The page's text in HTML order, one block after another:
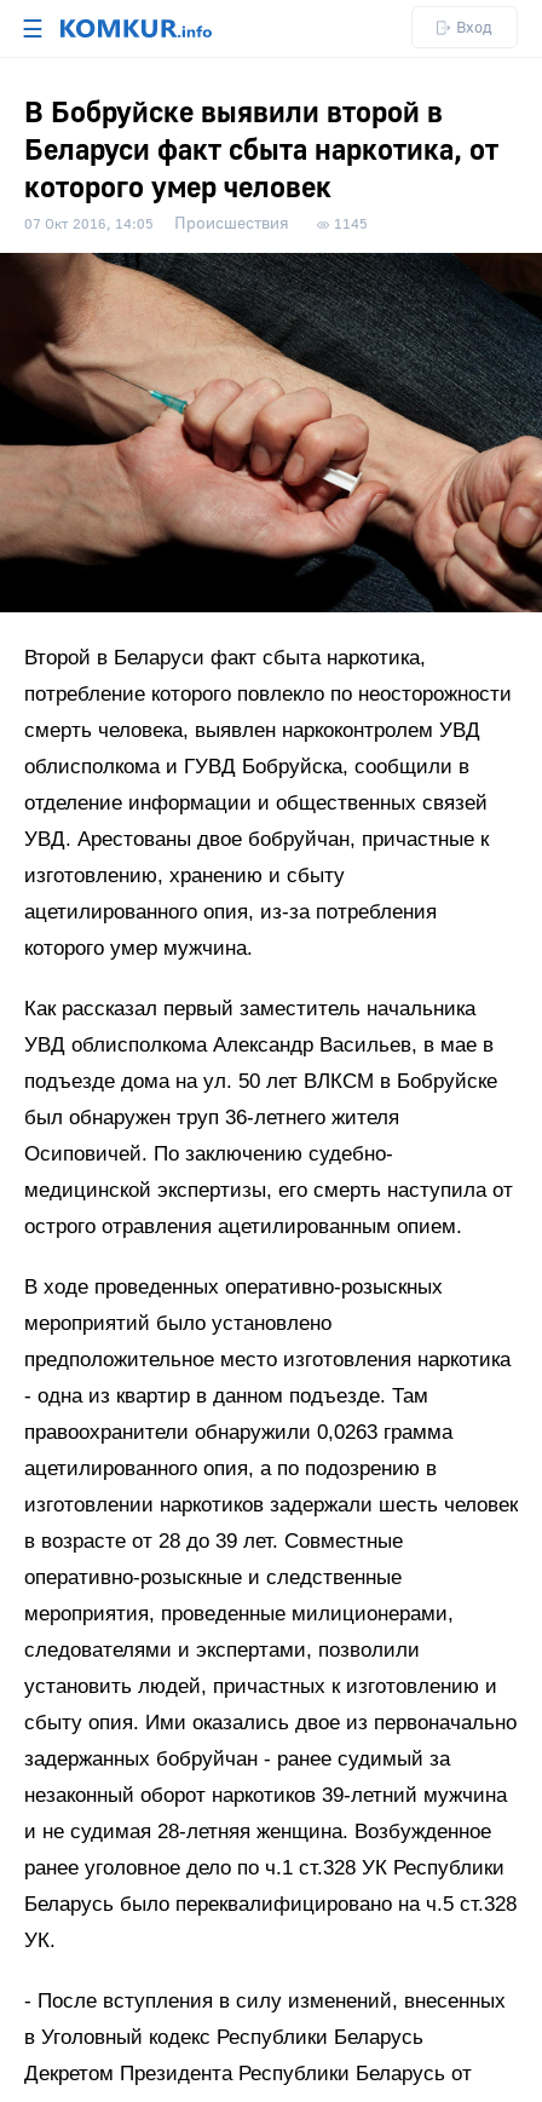
☰ Вход
В Бобруйске выявили второй в
Беларуси факт сбыта наркотика, от
которого умер человек
07 Окт 2016, 14:05 Происшествия 1145
Второй в Беларуси факт сбыта наркотика,
потребление которого повлекло по неосторожности
смерть человека, выявлен наркоконтролем УВД
облисполкома и ГУВД Бобруйска, сообщили в
отделение информации и общественных связей
УВД. Арестованы двое бобруйчан, причастные к
изготовлению, хранению и сбыту
ацетилированного опия, из-за потребления
которого умер мужчина.
Как рассказал первый заместитель начальника
УВД облисполкома Александр Васильев, в мае в
подъезде дома на ул. 50 лет ВЛКСМ в Бобруйске
был обнаружен труп 36-летнего жителя
Осиповичей. По заключению судебно-
медицинской экспертизы, его смерть наступила от
острого отравления ацетилированным опием.
В ходе проведенных оперативно-розыскных
мероприятий было установлено
предположительное место изготовления наркотика
- одна из квартир в данном подъезде. Там
правоохранители обнаружили 0,0263 грамма
ацетилированного опия, а по подозрению в
изготовлении наркотиков задержали шесть человек
в возрасте от 28 до 39 лет. Совместные
оперативно-розыскные и следственные
мероприятия, проведенные милиционерами,
следователями и экспертами, позволили
установить людей, причастных к изготовлению и
сбыту опия. Ими оказались двое из первоначально
задержанных бобруйчан - ранее судимый за
незаконный оборот наркотиков 39-летний мужчина
и не судимая 28-летняя женщина. Возбужденное
ранее уголовное дело по ч.1 ст.328 УК Республики
Беларусь было переквалифицировано на ч.5 ст.328
УК.
- После вступления в силу изменений, внесенных
в Уголовный кодекс Республики Беларусь
Декретом Президента Республики Беларусь от